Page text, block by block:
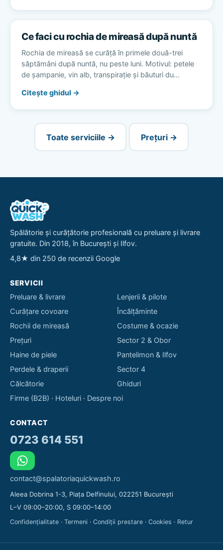
Ce faci cu rochia de mireasă după nuntă
Rochia de mireasă se curăță în primele două-trei
săptămâni după nuntă, nu peste luni. Motivul: petele
de șampanie, vin alb, transpirație și băuturi du…
Citește ghidul →
Toate serviciile → Prețuri →
Spălătorie și curățătorie profesională cu preluare și livrare
gratuite. Din 2018, în București și Ilfov.
4,8★ din 250 de recenzii Google
SERVICII
Preluare & livrare
Curățare covoare
Rochii de mireasă
Prețuri
Haine de piele
Perdele & draperii
Călcătorie
Lenjerii & pilote
Încălțăminte
Costume & ocazie
Sector 2 & Obor
Pantelimon & Ilfov
Sector 4
Ghiduri
Firme (B2B) · Hoteluri · Despre noi
CONTACT
0723 614 551
contact@spalatoriaquickwash.ro
Aleea Dobrina 1-3, Piața Delfinului, 022251 București
L–V 09:00–20:00, S 09:00–14:00
Confidențialitate · Termeni · Condiții prestare · Cookies · Retur